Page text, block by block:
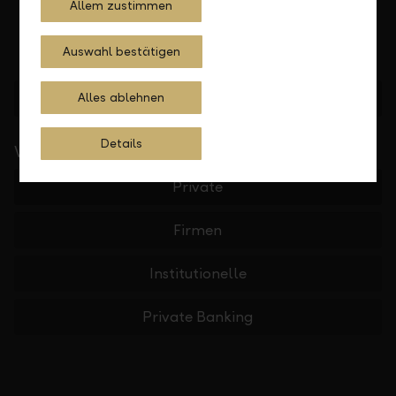
Standorte finden
Wichtige Links
Private
Firmen
Institutionelle
Private Banking
Allem zustimmen
Auswahl bestätigen
Alles ablehnen
Details